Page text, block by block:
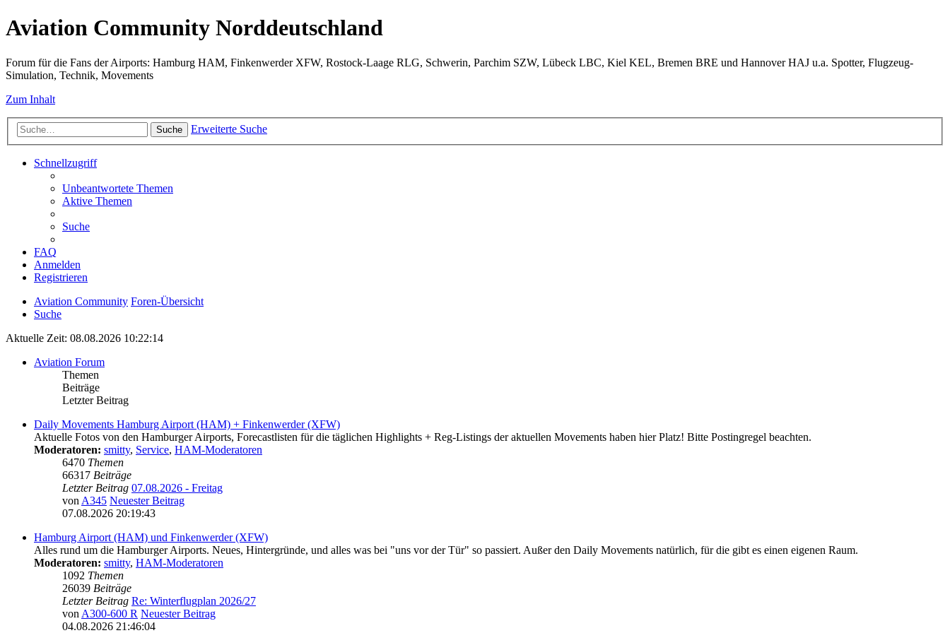
Aviation Community Norddeutschland
Forum für die Fans der Airports: Hamburg HAM, Finkenwerder XFW, Rostock-Laage RLG, Schwerin, Parchim SZW, Lübeck LBC, Kiel KEL, Bremen BRE und Hannover HAJ u.a. Spotter, Flugzeug-
Simulation, Technik, Movements
Zum Inhalt
Suche Erweiterte Suche
Schnellzugriff
Unbeantwortete Themen
Aktive Themen
Suche
FAQ
Anmelden
Registrieren
Aviation Community Foren-Übersicht
Suche
Aktuelle Zeit: 08.08.2026 10:22:14
Aviation Forum
Themen
Beiträge
Letzter Beitrag
Daily Movements Hamburg Airport (HAM) + Finkenwerder (XFW)
Aktuelle Fotos von den Hamburger Airports, Forecastlisten für die täglichen Highlights + Reg-Listings der aktuellen Movements haben hier Platz! Bitte Postingregel beachten.
Moderatoren: smitty, Service, HAM-Moderatoren
6470 Themen
66317 Beiträge
Letzter Beitrag 07.08.2026 - Freitag
vonA345 Neuester Beitrag
07.08.2026 20:19:43
Hamburg Airport (HAM) und Finkenwerder (XFW)
Alles rund um die Hamburger Airports. Neues, Hintergründe, und alles was bei "uns vor der Tür" so passiert. Außer den Daily Movements natürlich, für die gibt es einen eigenen Raum.
Moderatoren: smitty, HAM-Moderatoren
1092 Themen
26039 Beiträge
Letzter Beitrag Re: Winterflugplan 2026/27
vonA300-600 R Neuester Beitrag
04.08.2026 21:46:04